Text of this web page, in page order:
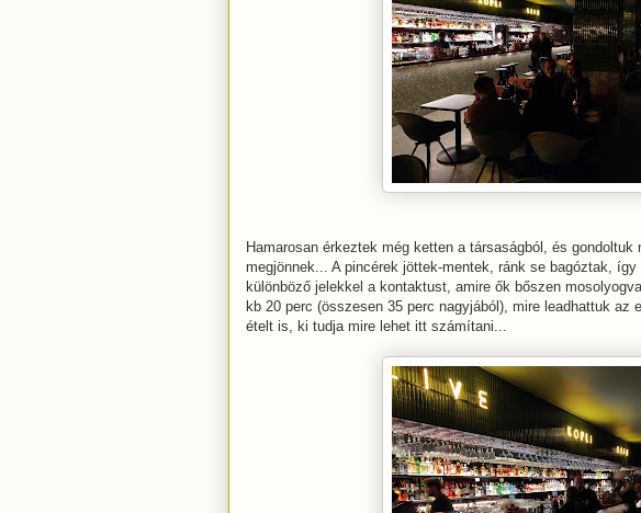
Hamarosan érkeztek még ketten a társaságból, és
megjönnek... A pincérek jöttek-mentek, ránk se bagóztak,
különböző jelekkel a kontaktust, amire ők bőszen
kb 20 perc (összesen 35 perc nagyjából), mire leadhattuk az
ételt is, ki tudja mire lehet itt számítani...